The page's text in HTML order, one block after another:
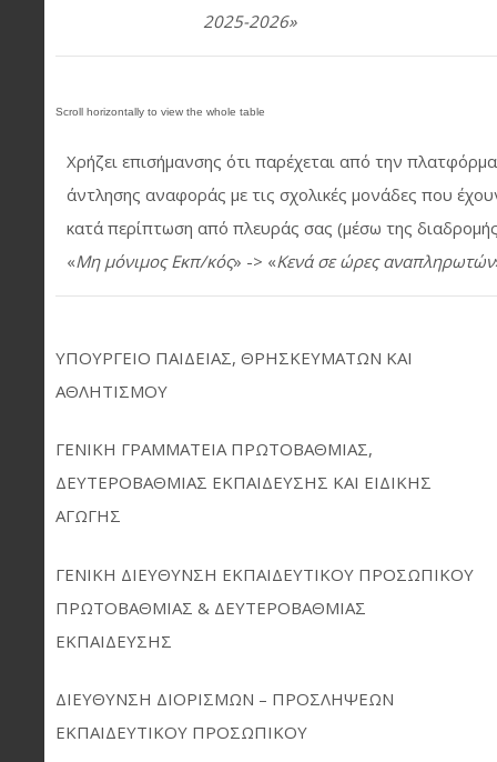
2025-2026»
Χρήζει επισήμανσης ότι παρέχεται από την
άντλησης αναφοράς με τις σχολικές μονάδες που
κατά περίπτωση από πλευράς σας (μέσω της
«Μη μόνιμος Εκπ/κός» -> «Κενά σε ώρες αναπληρωτών
ΥΠΟΥΡΓΕΙΟ ΠΑΙΔΕΙΑΣ, ΘΡΗΣΚΕΥΜΑΤΩΝ ΚΑΙ
ΑΘΛΗΤΙΣΜΟΥ
ΓΕΝΙΚΗ ΓΡΑΜΜΑΤΕΙΑ ΠΡΩΤΟΒΑΘΜΙΑΣ,
ΔΕΥΤΕΡΟΒΑΘΜΙΑΣ ΕΚΠΑΙΔΕΥΣΗΣ ΚΑΙ ΕΙΔΙΚΗΣ
ΑΓΩΓΗΣ
ΓΕΝΙΚΗ ΔΙΕΥΘΥΝΣΗ ΕΚΠΑΙΔΕΥΤΙΚΟΥ ΠΡΟΣΩΠΙΚΟΥ
ΠΡΩΤΟΒΑΘΜΙΑΣ & ΔΕΥΤΕΡΟΒΑΘΜΙΑΣ
ΕΚΠΑΙΔΕΥΣΗΣ
ΔΙΕΥΘΥΝΣΗ ΔΙΟΡΙΣΜΩΝ – ΠΡΟΣΛΗΨΕΩΝ
ΕΚΠΑΙΔΕΥΤΙΚΟΥ ΠΡΟΣΩΠΙΚΟΥ